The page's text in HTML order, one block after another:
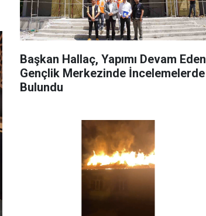
Başkan Hallaç, Yapımı Devam Eden
Gençlik Merkezinde İncelemelerde
Bulundu